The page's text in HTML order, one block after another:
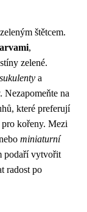
štětcem.
,
zelené.
a
Nezapomeňte na
které preferují
kořeny. Mezi
miniaturní
podaří vytvořit
radost po